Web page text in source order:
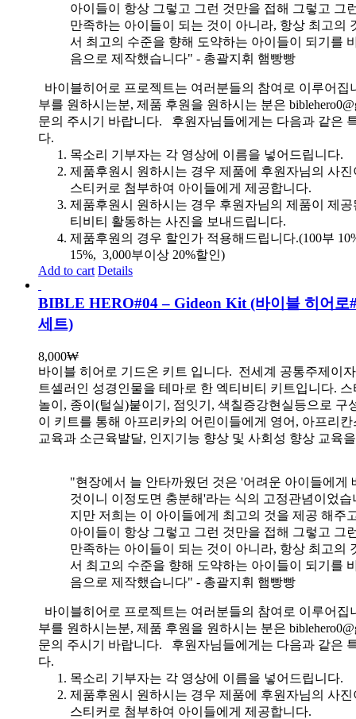
아이들이 항상 그렇고 그런 것만을 접해 그렇고 그
만족하는 아이들이 되는 것이 아니라, 항상 최고의
서 최고의 수준을 향해 도약하는 아이들이 되기를
음으로 제작했습니다" - 총괄지휘 햄빵빵
바이블히어로 프로젝트는 여러분들의 참여로 이루어집
부를 원하시는분, 제품 후원을 원하시는 분은
문의 주시기 바랍니다. 후원자님들에게는 다음과 같은
다.
목소리 기부자는 각 영상에 이름을 넣어드립니다.
제품후원시 원하시는 경우 제품에 후원자님의 사
스티커로 첨부하여 아이들에게 제공합니다.
제품후원시 원하시는 경우 후원자님의 제품이 제
티비티 활동하는 사진을 보내드립니다.
제품후원의 경우 할인가 적용해드립니다.(100부
15%, 3,000부이상 20%할인)
Add to cart Details
BIBLE HERO#04 – Gideon Kit (바이블 히어로
세트)
8,000₩
바이블 히어로 기드온 키트 입니다. 전세계 공통주제이
트셀러인 성경인물을 테마로 한 엑티비티 키트입니다.
놀이, 종이(털실)붙이기, 점잇기, 색칠증강현실등으로 구
이 키트를 통해 아프리카의 어린이들에게 영어, 아프리
교육과 소근육발달, 인지기능 향상 및 사회성 향상 교육
"현장에서 늘 안타까웠던 것은 '어려운 아이들에게
것이니 이정도면 충분해'라는 식의 고정관념이었습
지만 저희는 이 아이들에게 최고의 것을 제공 해주
아이들이 항상 그렇고 그런 것만을 접해 그렇고 그
만족하는 아이들이 되는 것이 아니라, 항상 최고의
서 최고의 수준을 향해 도약하는 아이들이 되기를
음으로 제작했습니다" - 총괄지휘 햄빵빵
바이블히어로 프로젝트는 여러분들의 참여로 이루어집
부를 원하시는분, 제품 후원을 원하시는 분은
문의 주시기 바랍니다. 후원자님들에게는 다음과 같은
다.
목소리 기부자는 각 영상에 이름을 넣어드립니다.
제품후원시 원하시는 경우 제품에 후원자님의 사
스티커로 첨부하여 아이들에게 제공합니다.